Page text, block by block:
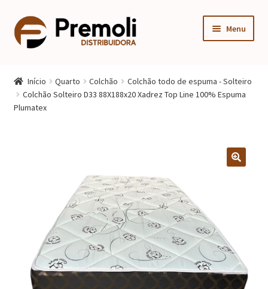
Pular
para
navegação
Pular
para
Menu
menu
Quarto
Mesa Gamer
Início Quarto Colchão
Colchão todo de espuma - Solteiro
Colchão Solteiro D33 88X188x20 Xadrez Top Line 100% Espuma
Plumatex